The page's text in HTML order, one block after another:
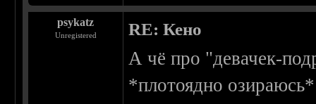
psykatz
Unregistered RE: Кено
А чё про "девачек-
*плотоядно озираюсь*